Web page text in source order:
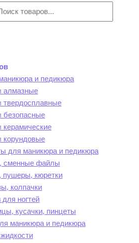
и педикюра
алмазные
твердосплавные
безопасные
керамические
корундовые
для маникюра и педикюра
сменные файлы
пушеры, кюретки
колпачки
для ногтей
кусачки, пинцеты
маникюра и педикюра